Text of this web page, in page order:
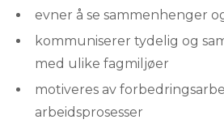
evner å se sammenhenger
kommuniserer tydelig og
med ulike fagmiljøer
motiveres av
arbeidsprosesser